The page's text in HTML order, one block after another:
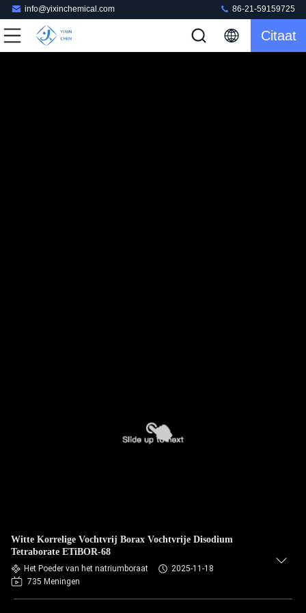
info@yixinchemical.com 86-21-59159725
Citaat
Witte Korrelige Vochtvrij Borax Vochtvrije Disodium
Tetraborate ETiBOR-68
Het Poeder van het natriumboraat
2025-11-18
735 Meningen